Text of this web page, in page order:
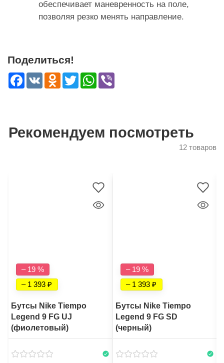
обеспечивает маневренность на поле,
позволяя резко менять направление.
Поделиться!
Facebook
VK Odnoklassniki
TwitterWhatsApp
Рекомендуем посмотреть
12 товаров
– 19 %
– 1 393
Бутсы Nike Tiempo
Legend 9 FG UJ
(фиолетовый)
– 19 %
– 1 393
Бутсы Nike Tiempo
Legend 9 FG SD
(черный)